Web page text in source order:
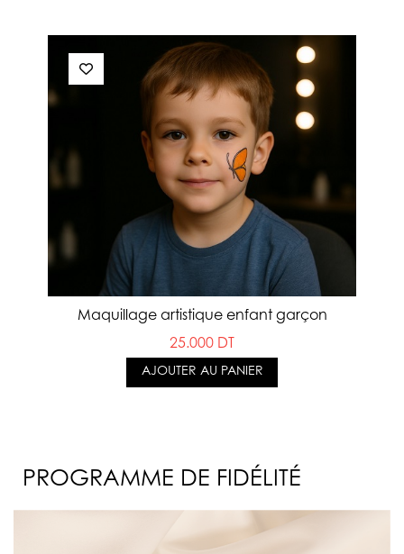
Maquillage artistique enfant garçon
25.000 DT
AJOUTER AU PANIER
PROGRAMME DE FIDÉLITÉ